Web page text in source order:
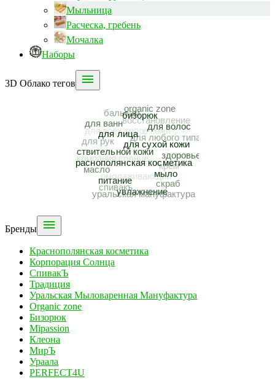
Мыльница
Расческа, гребень
Мочалка
Наборы
3D Облако тегов 
Бренды 
Краснополянская косметика
Корпорация Солнца
СпивакЪ
Традиция
Уральская Мыловаренная Мануфактура
Organic zone
Бизорюк
Mipassion
Клеона
МирЪ
Ураала
PERFECT4U